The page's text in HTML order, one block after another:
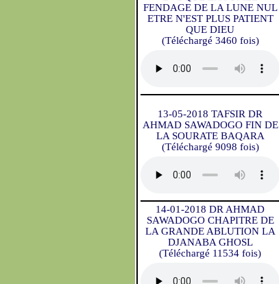
FENDAGE DE LA LUNE NUL
ETRE N'EST PLUS PATIENT
QUE DIEU
(Téléchargé 3460 fois)
13-05-2018 TAFSIR DR
AHMAD SAWADOGO FIN DE
LA SOURATE BAQARA
(Téléchargé 9098 fois)
14-01-2018 DR AHMAD
SAWADOGO CHAPITRE DE
LA GRANDE ABLUTION LA
DJANABA GHOSL
(Téléchargé 11534 fois)